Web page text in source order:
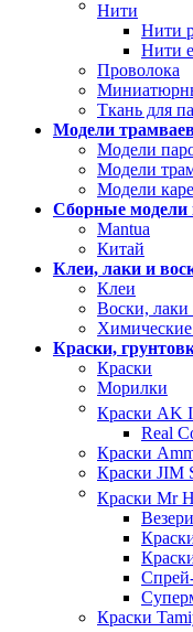
Нити
Нити
Нити
Проволока
Ткань для
Модели
Модели
Модели
Модели
Сборные модели
Mantua
Китай
Клеи, лаки и
Клеи
Воски, лаки
Краски,
Краски
Морилки
Краски AK
Real
Краски
Краски JIM
Краски Mr
Краски